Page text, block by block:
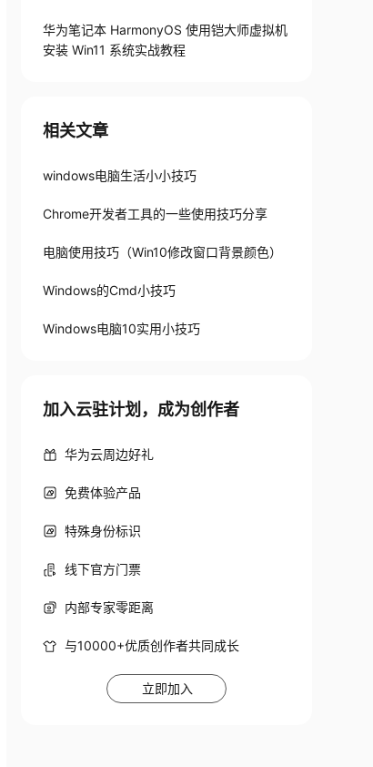
华为笔记本 HarmonyOS 使用铠大师虚拟机
安装 Win11 系统实战教程
相关文章
windows电脑生活小小技巧
Chrome开发者工具的一些使用技巧分享
电脑使用技巧（Win10修改窗口背景颜色）
Windows的Cmd小技巧
Windows电脑10实用小技巧
加入云驻计划，成为创作者
华为云周边好礼
免费体验产品
特殊身份标识
线下官方门票
内部专家零距离
与10000+优质创作者共同成长
立即加入